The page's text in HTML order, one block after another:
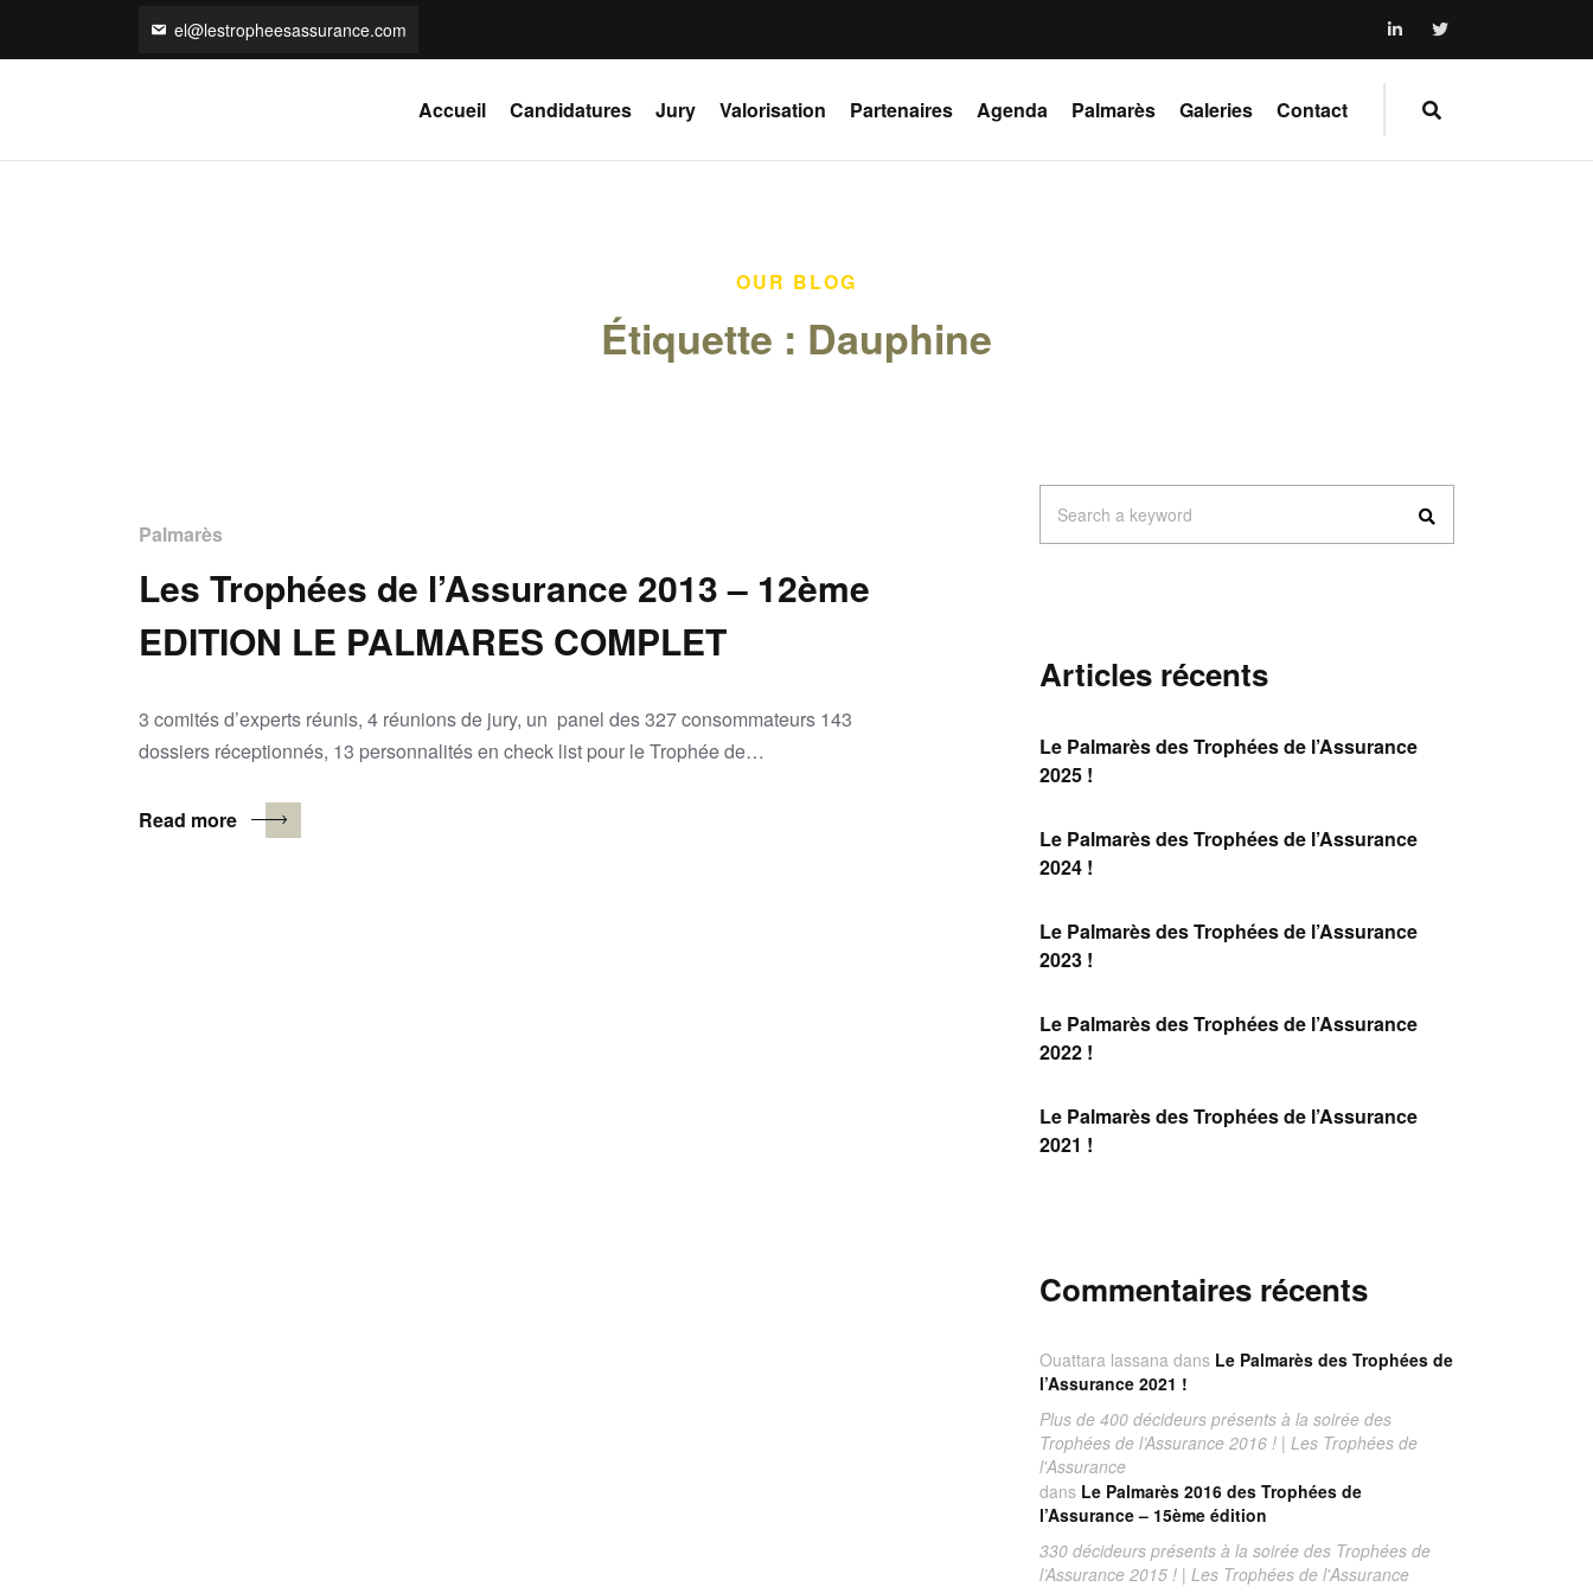
el@lestropheesassurance.com
Accueil Candidatures Jury Valorisation Partenaires Agenda Palmarès Galeries Contact
OUR BLOG
Étiquette : Dauphine
Palmarès
Les Trophées de l’Assurance 2013 – 12ème
EDITION LE PALMARES COMPLET
3 comités d’experts réunis, 4 réunions de jury, un panel des 327 consommateurs 143
dossiers réceptionnés, 13 personnalités en check list pour le Trophée de…
Read more
for:Search a keyword
Articles récents
Le Palmarès des Trophées de l’Assurance
2025 !
Le Palmarès des Trophées de l’Assurance
2024 !
Le Palmarès des Trophées de l’Assurance
2023 !
Le Palmarès des Trophées de l’Assurance
2022 !
Le Palmarès des Trophées de l’Assurance
2021 !
Commentaires récents
Ouattara lassana dans Le Palmarès des Trophées de
l’Assurance 2021 !
Plus de 400 décideurs présents à la soirée des
Trophées de l’Assurance 2016 ! | Les Trophées de
l'Assurance
dans Le Palmarès 2016 des Trophées de
l’Assurance – 15ème édition
330 décideurs présents à la soirée des Trophées de
l’Assurance 2015 ! | Les Trophées de l'Assurance